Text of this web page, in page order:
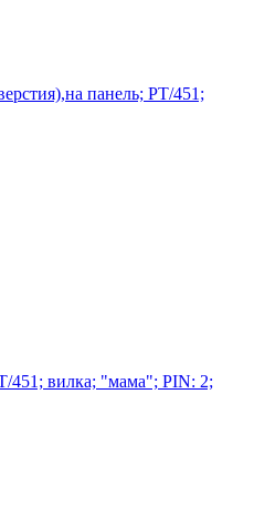
панель; PT/451;
451; вилка; "мама"; PIN: 2;